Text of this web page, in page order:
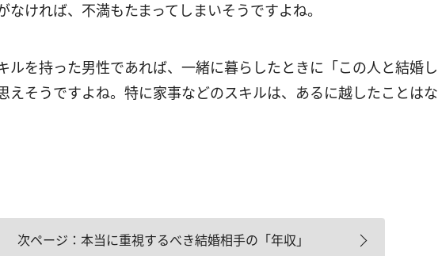
なければ、不満もたまってしまいそうですよね。
ルを持った男性であれば、一緒に暮らしたときに「この人と結婚し
えそうですよね。特に家事などのスキルは、あるに越したことはな
次ページ：本当に重視するべき結婚相手の「年収」